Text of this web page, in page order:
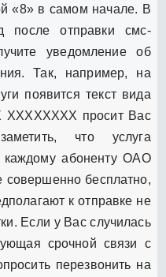
«8» в самом начале. В
после отправки смс-
уведомление об
Так, например, на
появится текст вида
просит Вас
что услуга
каждому абоненту ОАО
бесплатно,
к отправке не
Если у Вас случилась
срочной связи с
перезвонить на